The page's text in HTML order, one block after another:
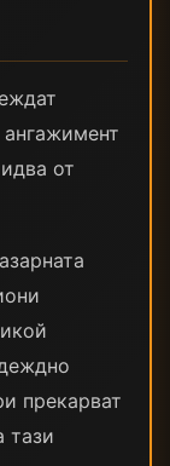
от
прекарват
тази